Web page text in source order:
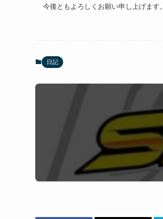
今後ともよろしくお願い申し上げます。
日記